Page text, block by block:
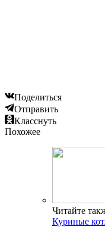
Поделиться
Отправить
Класснуть
Похожее
Читайте
Куриные